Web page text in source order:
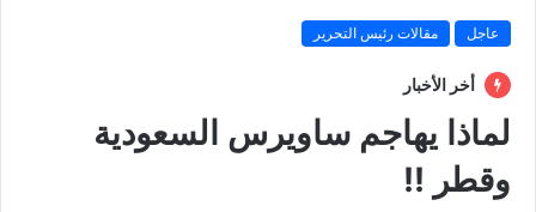
عاجل مقالات رئيس التحرير
أخر الأخبار
لماذا يهاجم ساويرس السعودية
وقطر !!